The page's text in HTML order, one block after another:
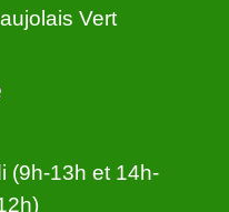
Vert
(9h-13h et 14h-